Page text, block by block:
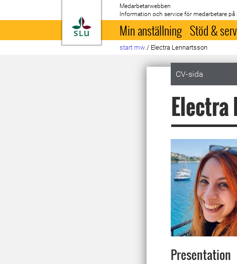
Till startsida
Medarbetarwebben
Information och service för medarbetare på
Min anställning Stöd &
start mw / Electra Lennartsson
CV-sida
Electra
Presentation